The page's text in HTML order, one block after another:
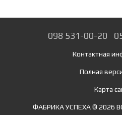
098 531-00-20
Контактная
Полная
Карта
ФАБРИКА УСПЕХА © 2026